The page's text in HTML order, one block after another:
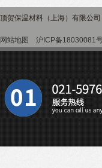
顶贺保温材料（上海）有限公
网站地图 沪ICP备18030081